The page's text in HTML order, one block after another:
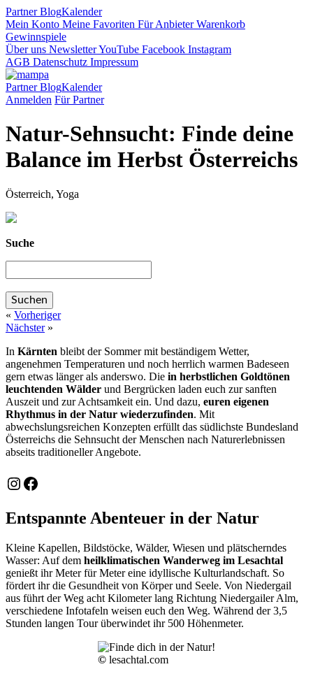
PartnerBlogKalender
Mein Konto Meine Favoriten Für AnbieterWarenkorb
Gewinnspiele
Über uns NewsletterYouTube Facebook Instagram
AGB Datenschutz Impressum
PartnerBlogKalender
Anmelden Für Partner
Natur-Sehnsucht: Finde deine
Balance im Herbst Österreichs
Österreich, Yoga
Suche
« Vorheriger
Nächster»
In Kärnten bleibt der Sommer mit beständigem Wetter,
angenehmen Temperaturen und noch herrlich warmen Badeseen
gern etwas länger als anderswo. Die in herbstlichen Goldtönen
leuchtenden Wälder und Bergrücken laden euch zur sanften
Auszeit und zur Achtsamkeit ein. Und dazu, euren eigenen
Rhythmus in der Natur wiederzufinden. Mit
abwechslungsreichen Konzepten erfüllt das südlichste Bundesland
Österreichs die Sehnsucht der Menschen nach Naturerlebnissen
abseits traditioneller Angebote.
Instagram
Facebook
Entspannte Abenteuer in der Natur
Kleine Kapellen, Bildstöcke, Wälder, Wiesen und plätscherndes
Wasser: Auf dem heilklimatischen Wanderweg im Lesachtal
genießt ihr Meter für Meter eine idyllische Kulturlandschaft. So
fördert ihr die Gesundheit von Körper und Seele. Von Niedergail
aus führt der Weg acht Kilometer lang Richtung Niedergailer Alm,
verschiedene Infotafeln weisen euch den Weg. Während der 3,5
Stunden langen Tour überwindet ihr 500 Höhenmeter.
© lesachtal.com